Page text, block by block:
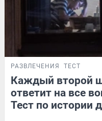
РАЗВЛЕЧЕНИЯ ТЕСТ
Каждый второй
ответит на все
Тест по истории